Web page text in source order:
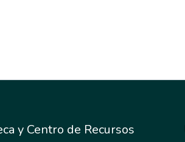
y Centro de Recursos